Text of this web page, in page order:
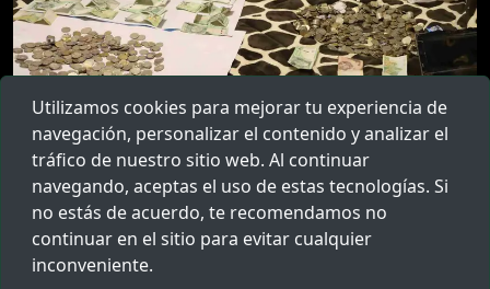
Mega Operativo Policial Desarticula a
Los Vaticanos del Sur en Arequipa
Desarticulan en Arequipa a Los Vaticanos del Sur, banda
criminal dedicada al tráfico de drogas. Incautan droga,
Utilizamos cookies para mejorar tu experiencia de
navegación, personalizar el contenido y analizar el
tráfico de nuestro sitio web. Al continuar
navegando, aceptas el uso de estas tecnologías. Si
no estás de acuerdo, te recomendamos no
continuar en el sitio para evitar cualquier
inconveniente.